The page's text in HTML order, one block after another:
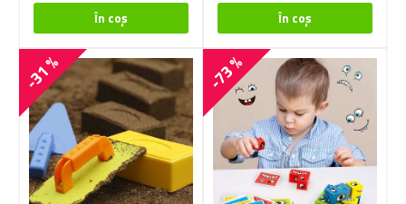
-31 % -73 %